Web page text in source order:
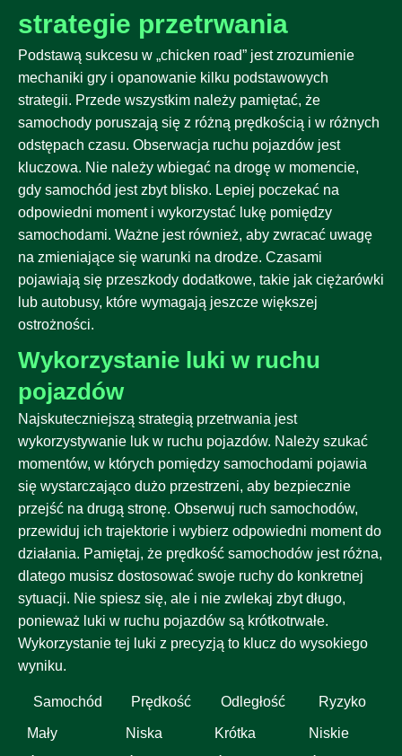
strategie przetrwania
Podstawą sukcesu w „chicken road” jest zrozumienie
mechaniki gry i opanowanie kilku podstawowych
strategii. Przede wszystkim należy pamiętać, że
samochody poruszają się z różną prędkością i w różnych
odstępach czasu. Obserwacja ruchu pojazdów jest
kluczowa. Nie należy wbiegać na drogę w momencie,
gdy samochód jest zbyt blisko. Lepiej poczekać na
odpowiedni moment i wykorzystać lukę pomiędzy
samochodami. Ważne jest również, aby zwracać uwagę
na zmieniające się warunki na drodze. Czasami
pojawiają się przeszkody dodatkowe, takie jak ciężarówki
lub autobusy, które wymagają jeszcze większej
ostrożności.
Wykorzystanie luki w ruchu
pojazdów
Najskuteczniejszą strategią przetrwania jest
wykorzystywanie luk w ruchu pojazdów. Należy szukać
momentów, w których pomiędzy samochodami pojawia
się wystarczająco dużo przestrzeni, aby bezpiecznie
przejść na drugą stronę. Obserwuj ruch samochodów,
przewiduj ich trajektorie i wybierz odpowiedni moment do
działania. Pamiętaj, że prędkość samochodów jest różna,
dlatego musisz dostosować swoje ruchy do konkretnej
sytuacji. Nie spiesz się, ale i nie zwlekaj zbyt długo,
ponieważ luki w ruchu pojazdów są krótkotrwałe.
Wykorzystanie tej luki z precyzją to klucz do wysokiego
wyniku.
Samochód Prędkość Odległość Ryzyko
Mały Niska Krótka Niskie